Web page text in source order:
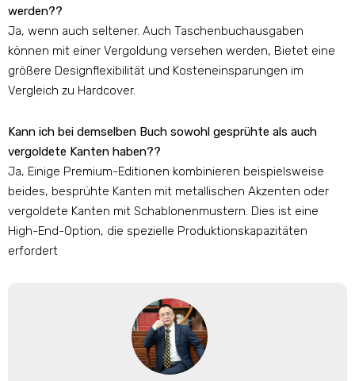
werden??
Ja, wenn auch seltener. Auch Taschenbuchausgaben
können mit einer Vergoldung versehen werden, Bietet eine
größere Designflexibilität und Kosteneinsparungen im
Vergleich zu Hardcover.
Kann ich bei demselben Buch sowohl gesprühte als auch
vergoldete Kanten haben??
Ja, Einige Premium-Editionen kombinieren beispielsweise
beides, besprühte Kanten mit metallischen Akzenten oder
vergoldete Kanten mit Schablonenmustern. Dies ist eine
High-End-Option, die spezielle Produktionskapazitäten
erfordert